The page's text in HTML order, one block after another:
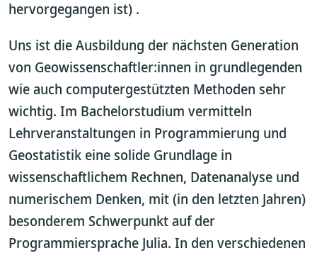
hervorgegangen ist) .
Uns ist die Ausbildung der nächsten Generation
von Geowissenschaftler:innen in grundlegenden
wie auch computergestützten Methoden sehr
wichtig. Im Bachelorstudium vermitteln
Lehrveranstaltungen in Programmierung und
Geostatistik eine solide Grundlage in
wissenschaftlichem Rechnen, Datenanalyse und
numerischem Denken, mit (in den letzten Jahren)
besonderem Schwerpunkt auf der
Programmiersprache Julia. In den verschiedenen